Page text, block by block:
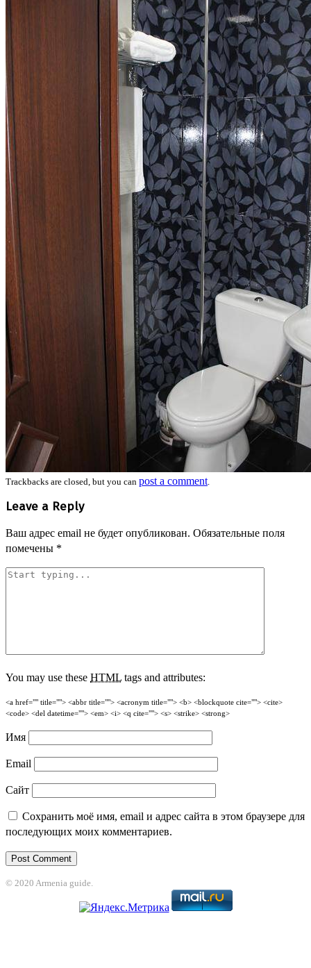
Trackbacks are closed, but you can post a comment.
Leave a Reply
Ваш адрес email не будет опубликован. Обязательные поля
помечены *
You may use these HTML tags and attributes:
<a href="" title=""> <abbr title=""> <acronym title=""> <b> <blockquote cite=""> <cite>
<code> <del datetime=""> <em> <i> <q cite=""> <s> <strike> <strong>
Имя
Email
Сайт
Сохранить моё имя, email и адрес сайта в этом браузере для
последующих моих комментариев.
© 2020 Armenia guide.